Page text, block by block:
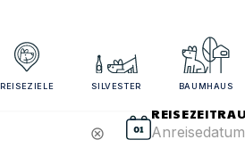
REISEZIELE SILVESTER BAUMHAUS
und Gästezahl angeben für
cancel Anreisedatum